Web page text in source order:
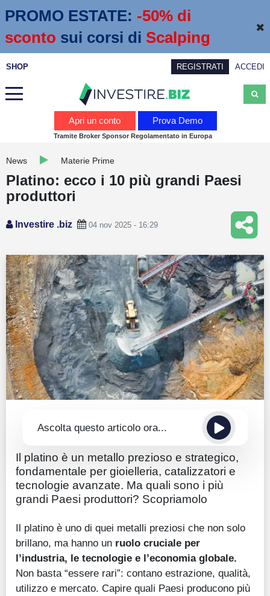
PROMO ESTATE: -50% di
sconto sui corsi di Scalping
SHOP REGISTRATI ACCEDI
Calendario economico
Webinar
Education
Guide
Quotazioni
Conto IG
Guru Monitor
Stagionalità
Apri un conto Prova Demo
Tramite Broker Sponsor Regolamentato in Europa
News Materie Prime
Platino: ecco i 10 più grandi Paesi
produttori
Investire .biz 04 nov 2025 - 16:29
Ascolta questo articolo ora...
Il platino è un metallo prezioso e strategico,
fondamentale per gioielleria, catalizzatori e
tecnologie avanzate. Ma quali sono i più
grandi Paesi produttori? Scopriamolo
Il platino è uno di quei metalli preziosi che non solo
brillano, ma hanno un ruolo cruciale per
l’industria, le tecnologie e l’economia globale.
Non basta “essere rari”: contano estrazione, qualità,
utilizzo e mercato. Capire quali Paesi producono più